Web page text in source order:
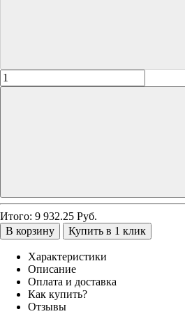
Итого: 9 932.25 Руб.
В корзину
Купить в 1 клик
Характеристики
Описание
Оплата и доставка
Как купить?
Отзывы